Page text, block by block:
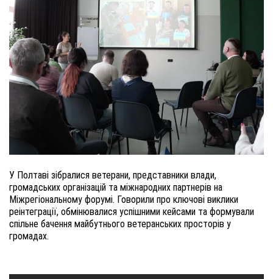
У Полтаві зібралися ветерани, представники влади,
громадських організацій та міжнародних партнерів на
Міжрегіональному форумі. Говорили про ключові виклики
реінтеграції, обмінювалися успішними кейсами та формували
спільне бачення майбутнього ветеранських просторів у
громадах.